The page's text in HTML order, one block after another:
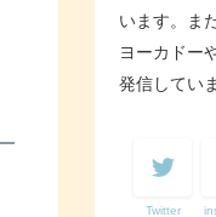
います。ま
ヨーカドー
発信してい
Twitter